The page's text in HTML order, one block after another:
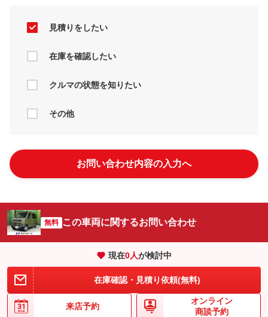
見積りをしたい
在庫を確認したい
クルマの状態を知りたい
その他
お問い合わせ内容の入力へ
無料 この車両に関するお問い合わせ
現在0人が検討中
在庫確認・見積り依頼(無料)
来店予約
オンライン
商談予約